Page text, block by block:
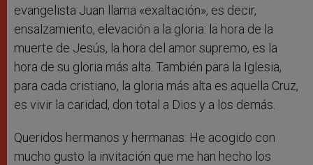
evangelista Juan llama «exaltación», es decir,
ensalzamiento, elevación a la gloria: la hora de la
muerte de Jesús, la hora del amor supremo, es la
hora de su gloria más alta. También para la Iglesia,
para cada cristiano, la gloria más alta es aquella Cruz,
es vivir la caridad, don total a Dios y a los demás.
Queridos hermanos y hermanas: He acogido con
mucho gusto la invitación que me han hecho los